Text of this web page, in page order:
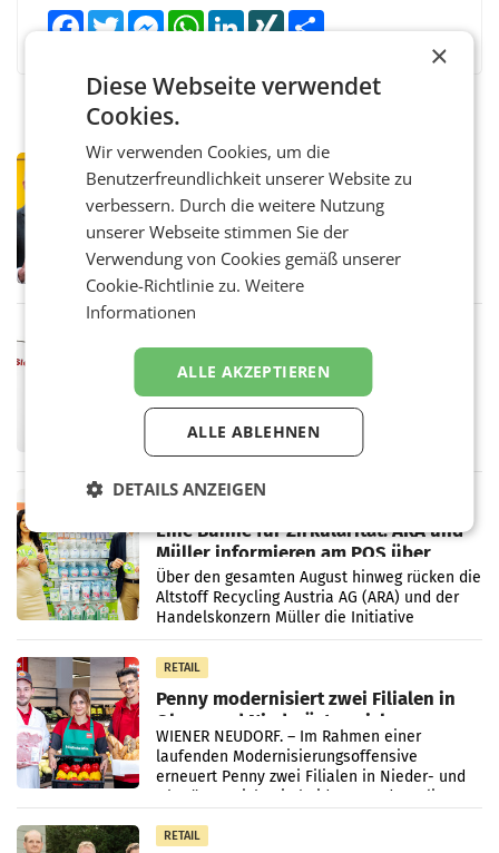
FacebookTwitter MessengerWhatsAppLinkedInXING
PRIMENEWS
Österreichische Post: Umsatzplus im
ersten Halbjahr trotz schwachem
Briefgeschäft
WIEN Die Österreichische Post AG hat im
ersten Halbjahr 2026 einen Konzernumsatz
von 1.544,0 Mio. EUR erwirtschaftet, was
Vergleichszeitraum
ProSiebenSat.1 spart und macht
überraschend viel Gewinn
UNTERFÖHRING/MAILAND/AMSTERDAM. Der
Fernsehkonzern ProSiebenSat.1 hat im
Frühjahr dank Kostensenkungen operativ
wieder Gewinn gemacht und die
Markterwartung deutlich übertroffen.
RETAIL
Eine Bühne für Zirkularität: ARA und
Müller informieren am POS über
Kreislauffähigkeit
Über den gesamten August hinweg rücken die
Altstoff Recycling Austria AG (ARA) und der
Handelskonzern Müller die Initiative
„Kreislauf-Helden“ in allen österreichischen
Müller-Filialen
RETAIL
Penny modernisiert zwei Filialen in
Ober- und Niederösterreich
WIENER NEUDORF. – Im Rahmen einer
laufenden Modernisierungsoffensive
erneuert Penny zwei Filialen in Nieder- und
Oberösterreich. Die beiden Standorte liegen
RETAIL
×
Diese Webseite verwendet
Cookies.
Wir verwenden Cookies, um die
Benutzerfreundlichkeit unserer Website zu
verbessern. Durch die weitere Nutzung
unserer Webseite stimmen Sie der
Verwendung von Cookies gemäß unserer
Cookie-Richtlinie zu.Weitere
Informationen
ALLE AKZEPTIEREN
ALLE ABLEHNEN
DETAILS ANZEIGEN